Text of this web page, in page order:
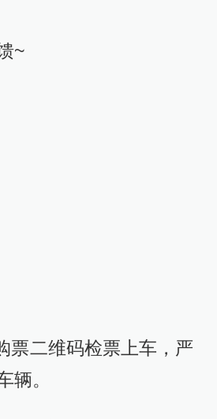
~
票二维码检票上车，严
辆。